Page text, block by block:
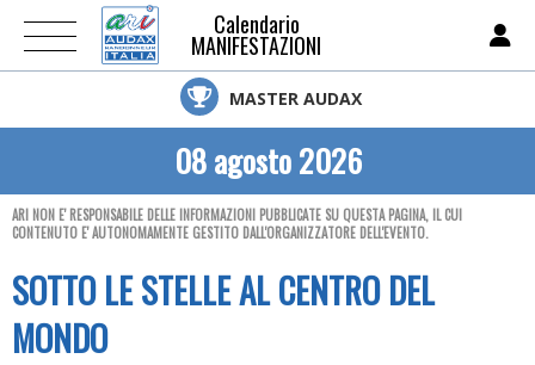
Calendario
MANIFESTAZIONI
MASTER AUDAX
08 agosto 2026
ARI NON E' RESPONSABILE DELLE INFORMAZIONI PUBBLICATE SU QUESTA PAGINA, IL CUI
CONTENUTO E' AUTONOMAMENTE GESTITO DALL'ORGANIZZATORE DELL'EVENTO.
SOTTO LE STELLE AL CENTRO DEL
MONDO